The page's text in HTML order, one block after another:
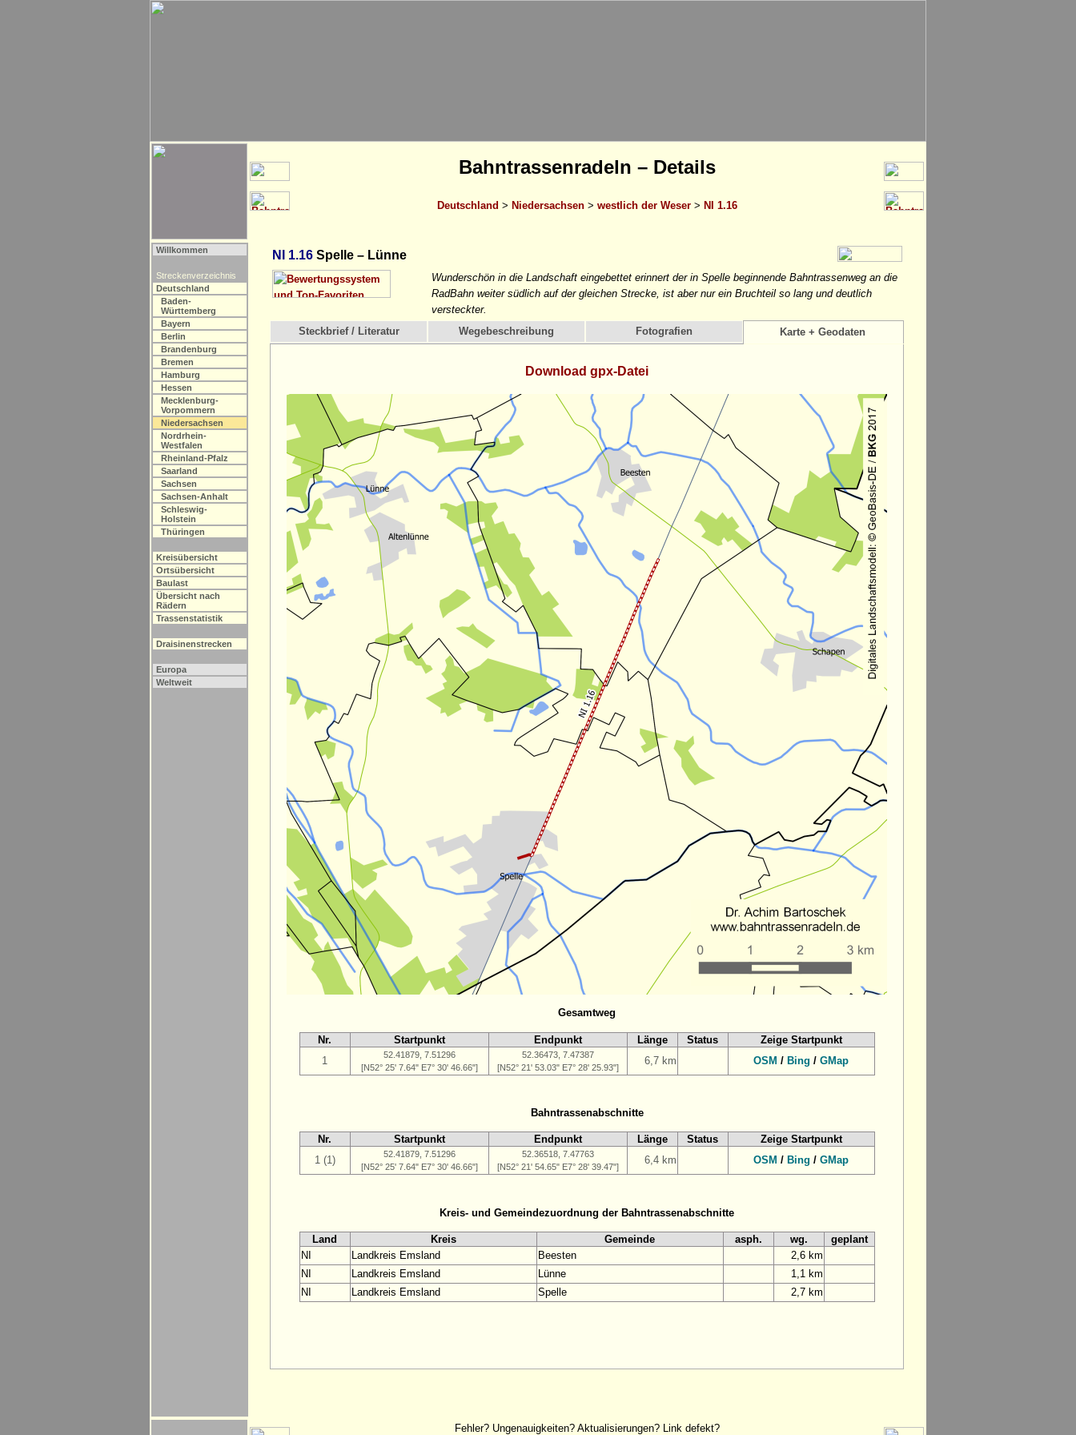
Bahntrassenradeln – Details
Deutschland > Niedersachsen> westlich der Weser> NI 1.16
Willkommen
Streckenverzeichnis
Deutschland
Baden-
Württemberg
Bayern
Berlin
Brandenburg
Bremen
Hamburg
Hessen
Mecklenburg-
Vorpommern
Niedersachsen
Nordrhein-
Westfalen
Rheinland-Pfalz
Saarland
Sachsen
Sachsen-Anhalt
Schleswig-
Holstein
Thüringen
Kreisübersicht
Ortsübersicht
Baulast
Übersicht nach
Rädern
Trassenstatistik
Draisinenstrecken
Europa
Weltweit
NI 1.16 Spelle – Lünne
Wunderschön in die Landschaft eingebettet erinnert der in Spelle beginnende Bahntrassenweg an die
RadBahn weiter südlich auf der gleichen Strecke, ist aber nur ein Bruchteil so lang und deutlich
versteckter.
Steckbrief / Literatur
Wegebeschreibung Fotografien Karte + Geodaten
Download gpx-Datei
Gesamtweg
Nr. Startpunkt Endpunkt Länge Status
Zeige Startpunkt
1
52.41879, 7.51296
[N52° 25' 7.64" E7° 30' 46.66"]
52.36473, 7.47387
[N52° 21' 53.03" E7° 28' 25.93"]
6,7 km OSM / Bing / GMap
Bahntrassenabschnitte
Nr. Startpunkt Endpunkt Länge Status
Zeige Startpunkt
1 (1)
52.41879, 7.51296
[N52° 25' 7.64" E7° 30' 46.66"]
52.36518, 7.47763
[N52° 21' 54.65" E7° 28' 39.47"]
6,4 km OSM / Bing / GMap
Kreis- und Gemeindezuordnung der Bahntrassenabschnitte
Land Kreis Gemeinde asph. wg.
geplant
NI
Landkreis Emsland Beesten
2,6 km
NI
Landkreis Emsland Lünne
1,1 km
NI
Landkreis Emsland Spelle 2,7 km
Fehler? Ungenauigkeiten? Aktualisierungen? Link defekt?